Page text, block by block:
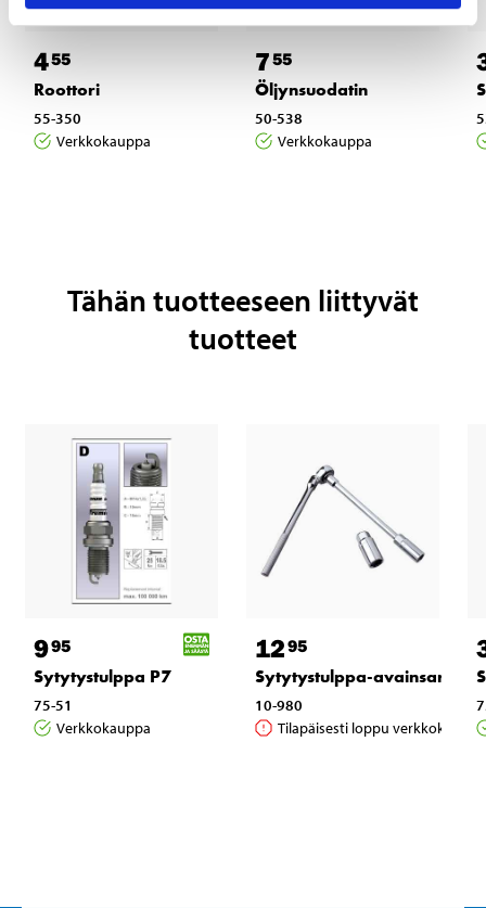
455
Roottori
55-350
Verkkokauppa
755
Öljynsuodatin
50-538
Verkkokauppa
Tähän tuotteeseen liittyvät
tuotteet
995
Sytytystulppa P7
75-51
Verkkokauppa
1295
Sytytystulppa-avainsarja
10-980
Tilapäisesti loppu